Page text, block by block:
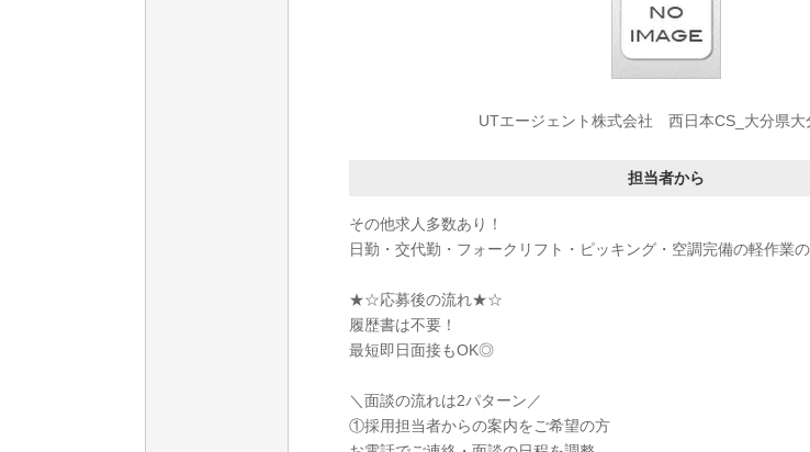
UTエージェント株式会社 西日本CS_大分県大
担当者から
その他求人多数あり！
日勤・交代勤・フォークリフト・ピッキング・空調完備の軽作業の
★☆応募後の流れ★☆
履歴書は不要！
最短即日面接もOK◎
＼面談の流れは2パターン／
①採用担当者からの案内をご希望の方